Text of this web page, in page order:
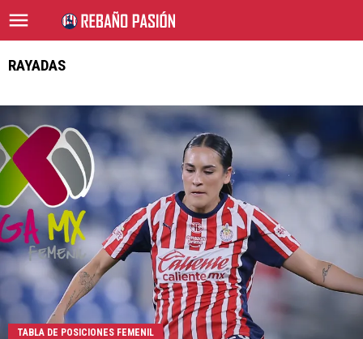
RAYADAS
TABLA DE POSICIONES FEMENIL